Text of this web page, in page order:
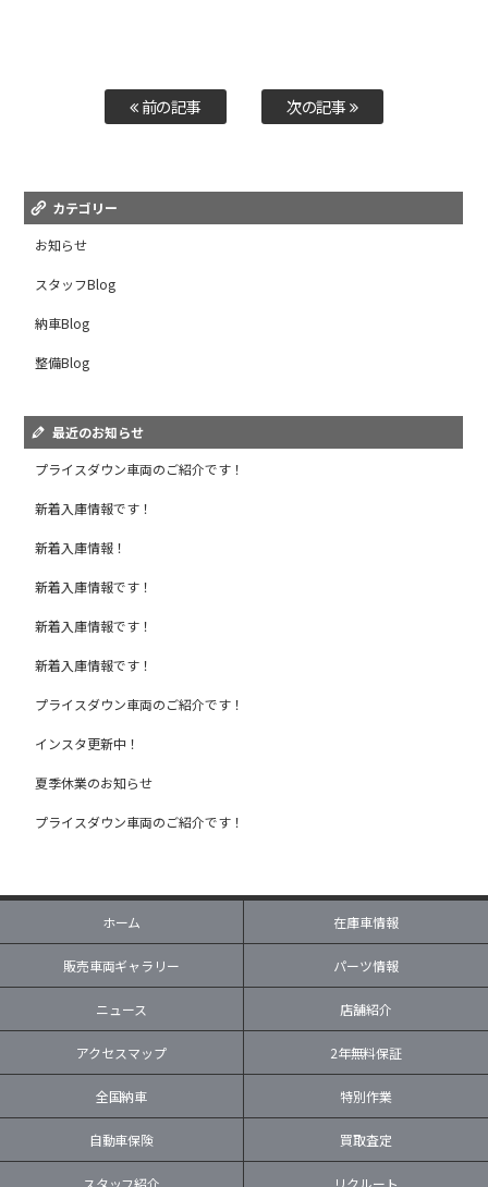
前の記事 次の記事
カテゴリー
お知らせ
スタッフBlog
納車Blog
整備Blog
最近のお知らせ
プライスダウン車両のご紹介です！
新着入庫情報です！
新着入庫情報！
新着入庫情報です！
新着入庫情報です！
新着入庫情報です！
プライスダウン車両のご紹介です！
インスタ更新中！
夏季休業のお知らせ
プライスダウン車両のご紹介です！
ホーム 在庫車情報
販売車両ギャラリー パーツ情報
ニュース 店舗紹介
アクセスマップ 2年無料保証
全国納車 特別作業
自動車保険 買取査定